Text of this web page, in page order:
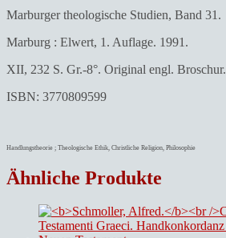
Marburger theologische Studien, Band 31.
Marburg : Elwert, 1. Auflage. 1991.
XII, 232 S. Gr.-8°. Original engl. Broschur.
ISBN: 3770809599
Handlungstheorie ; Theologische Ethik, Christliche Religion, Philosophie
Ähnliche Produkte